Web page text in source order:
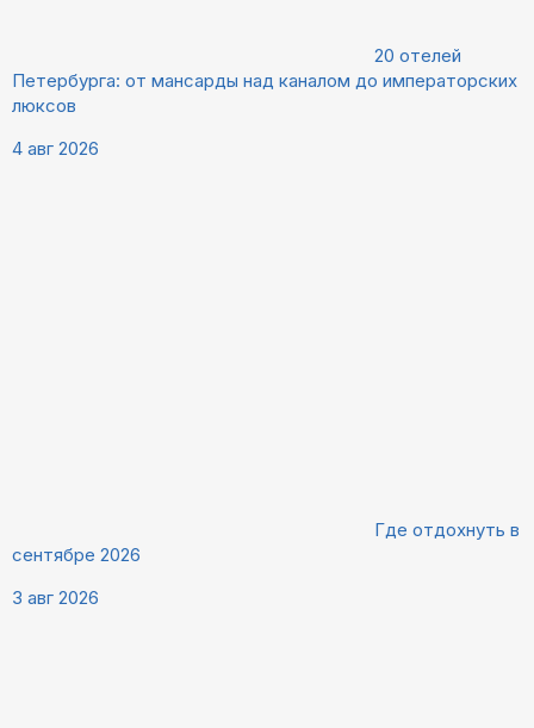
20 отелей
Петербурга: от мансарды над каналом до императорских
люксов
4 авг 2026
Где отдохнуть в
сентябре 2026
3 авг 2026